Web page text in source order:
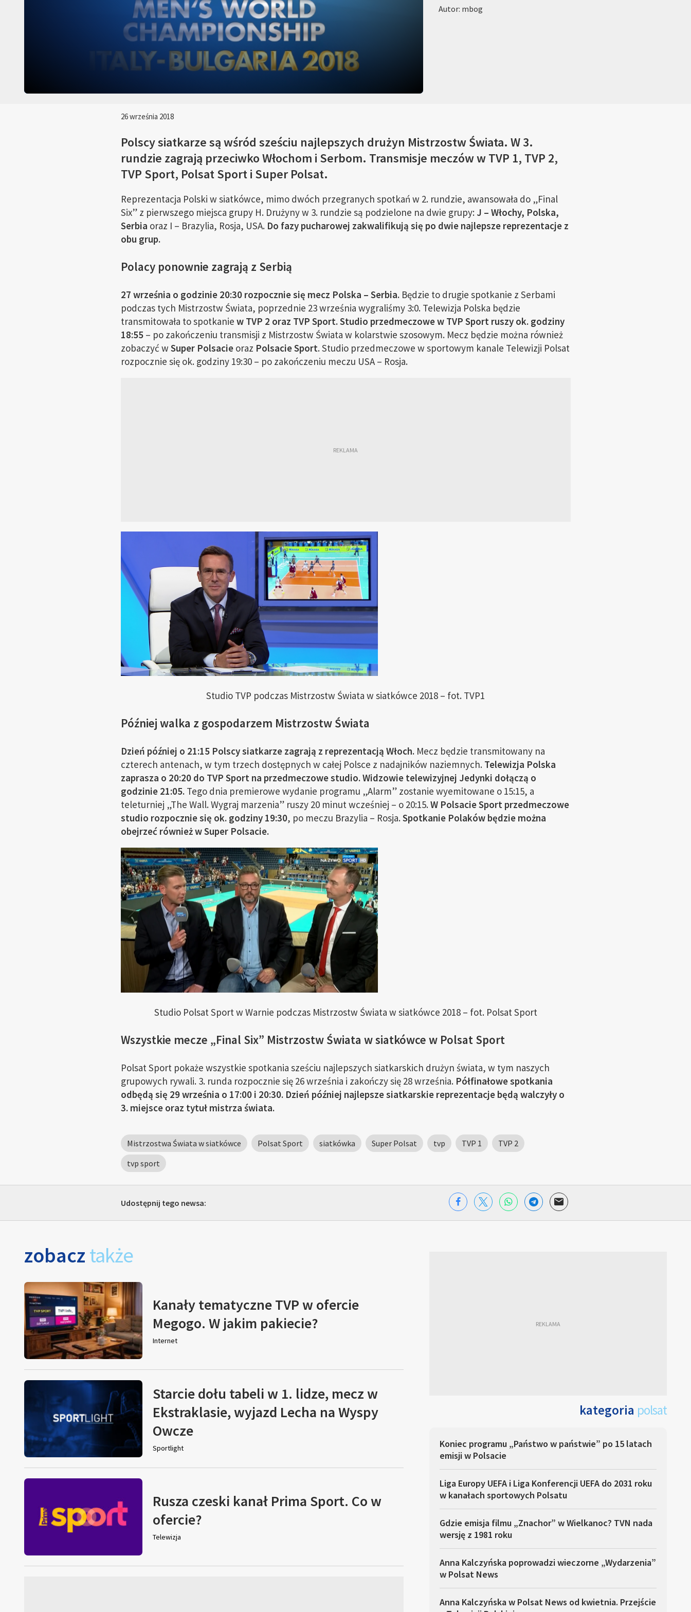
Autor: mbog
26 września 2018
Polscy siatkarze są wśród sześciu najlepszych drużyn Mistrzostw Świata. W 3.
rundzie zagrają przeciwko Włochom i Serbom. Transmisje meczów w TVP 1, TVP 2,
TVP Sport, Polsat Sport i Super Polsat.
Reprezentacja Polski w siatkówce, mimo dwóch przegranych spotkań w 2. rundzie, awansowała do „Final
Six” z pierwszego miejsca grupy H. Drużyny w 3. rundzie są podzielone na dwie grupy: J – Włochy, Polska,
Serbia oraz I – Brazylia, Rosja, USA. Do fazy pucharowej zakwalifikują się po dwie najlepsze reprezentacje z
obu grup.
Polacy ponownie zagrają z Serbią
27 września o godzinie 20:30 rozpocznie się mecz Polska – Serbia.Będzie to drugie spotkanie z Serbami
podczas tych Mistrzostw Świata, poprzednie 23 września wygraliśmy 3:0. Telewizja Polska będzie
transmitowała to spotkanie w TVP 2 oraz TVP Sport. Studio przedmeczowe w TVP Sport ruszy ok. godziny
18:55– po zakończeniu transmisji z Mistrzostw Świata w kolarstwie szosowym. Mecz będzie można również
zobaczyć w Super Polsacieoraz Polsacie Sport. Studio przedmeczowe w sportowym kanale Telewizji Polsat
rozpocznie się ok. godziny 19:30 – po zakończeniu meczu USA – Rosja.
Studio TVP podczas Mistrzostw Świata w siatkówce 2018 – fot. TVP1
Później walka z gospodarzem Mistrzostw Świata
Dzień później o 21:15 Polscy siatkarze zagrają z reprezentacją Włoch.Mecz będzie transmitowany na
czterech antenach, w tym trzech dostępnych w całej Polsce z nadajników naziemnych. Telewizja Polska
zaprasza o 20:20 do TVP Sport na przedmeczowe studio. Widzowie telewizyjnej Jedynki dołączą o
godzinie 21:05.Tego dnia premierowe wydanie programu „Alarm” zostanie wyemitowane o 15:15, a
teleturniej „The Wall. Wygraj marzenia” ruszy 20 minut wcześniej – o 20:15. W Polsacie Sport przedmeczowe
studio rozpocznie się ok. godziny 19:30, po meczu Brazylia – Rosja. Spotkanie Polaków będzie można
obejrzeć również w Super Polsacie.
Studio Polsat Sport w Warnie podczas Mistrzostw Świata w siatkówce 2018 – fot. Polsat Sport
Wszystkie mecze „Final Six” Mistrzostw Świata w siatkówce w Polsat Sport
Polsat Sport pokaże wszystkie spotkania sześciu najlepszych siatkarskich drużyn świata, w tym naszych
grupowych rywali. 3. runda rozpocznie się 26 września i zakończy się 28 września. Półfinałowe spotkania
odbędą się 29 września o 17:00 i 20:30. Dzień później najlepsze siatkarskie reprezentacje będą walczyły o
3. miejsce oraz tytuł mistrza świata.
Mistrzostwa Świata w siatkówce Polsat Sport siatkówka Super Polsat tvp TVP 1
TVP 2
tvp sport
Udostępnij tego newsa:
zobacz także
Kanały tematyczne TVP w ofercie
Megogo. W jakim pakiecie?
Internet
Starcie dołu tabeli w 1. lidze, mecz w
Ekstraklasie, wyjazd Lecha na Wyspy
Owcze
Sportlight
Rusza czeski kanał Prima Sport. Co w
ofercie?
Telewizja
kategoria polsat
Koniec programu „Państwo w państwie” po 15 latach
emisji w Polsacie
Liga Europy UEFA i Liga Konferencji UEFA do 2031 roku
w kanałach sportowych Polsatu
Gdzie emisja filmu „Znachor” w Wielkanoc? TVN nada
wersję z 1981 roku
Anna Kalczyńska poprowadzi wieczorne „Wydarzenia”
w Polsat News
Anna Kalczyńska w Polsat News od kwietnia. Przejście